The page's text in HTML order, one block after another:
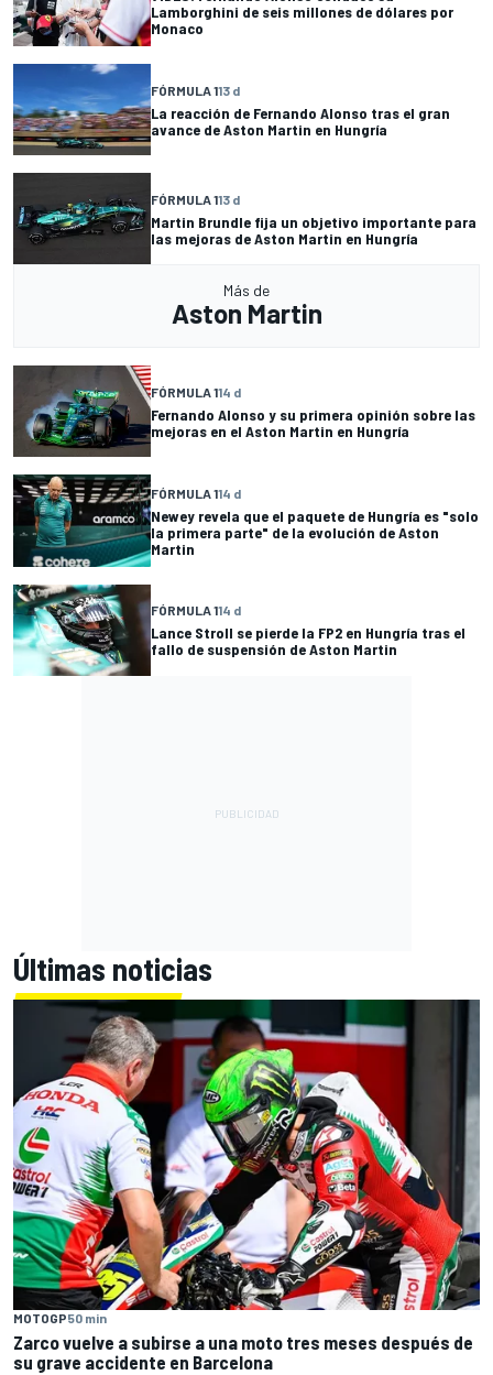
Lamborghini de seis millones de dólares por
Monaco
FÓRMULA 113 d
La reacción de Fernando Alonso tras el gran
avance de Aston Martin en Hungría
FÓRMULA 113 d
Martin Brundle fija un objetivo importante para
las mejoras de Aston Martin en Hungría
Más de
Aston Martin
FÓRMULA 114 d
Fernando Alonso y su primera opinión sobre las
mejoras en el Aston Martin en Hungría
FÓRMULA 114 d
Newey revela que el paquete de Hungría es "solo
la primera parte" de la evolución de Aston
Martin
FÓRMULA 114 d
Lance Stroll se pierde la FP2 en Hungría tras el
fallo de suspensión de Aston Martin
Últimas noticias
MOTOGP50 min
Zarco vuelve a subirse a una moto tres meses después de
su grave accidente en Barcelona